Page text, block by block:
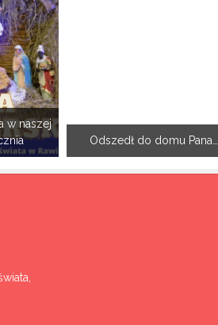
w naszej
Odszedł do domu Pana…